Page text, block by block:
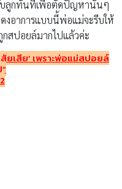
บลูกทันทีเพื่อตัดปัญหานั้นๆ
งอาการแบบนี้พ่อแม่จะรีบให้
สปอยล์มากไปแล้วค่ะ
เสีย’ เพราะพ่อแม่สปอยล์